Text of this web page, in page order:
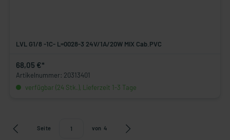
LVL G1/8 -1C- L=0028-3 24V/1A/20W MIX Cab.PVC
68,05 €*
Artikelnummer: 20313401
verfügbar (24 Stk.), Lieferzeit 1-3 Tage
Seite von 4